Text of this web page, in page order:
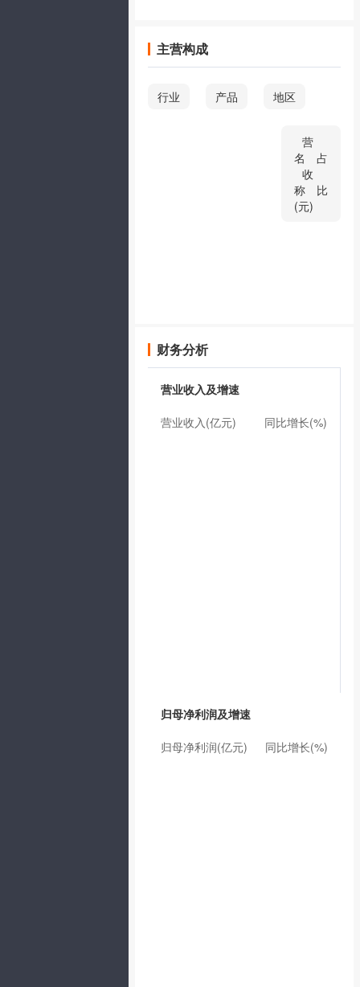
主营构成
行业 产品 地区
名
称
营
收
(元)
占
比
财务分析
营业收入及增速
营业收入(亿元) 同比增长(%)
归母净利润及增速
归母净利润(亿元) 同比增长(%)